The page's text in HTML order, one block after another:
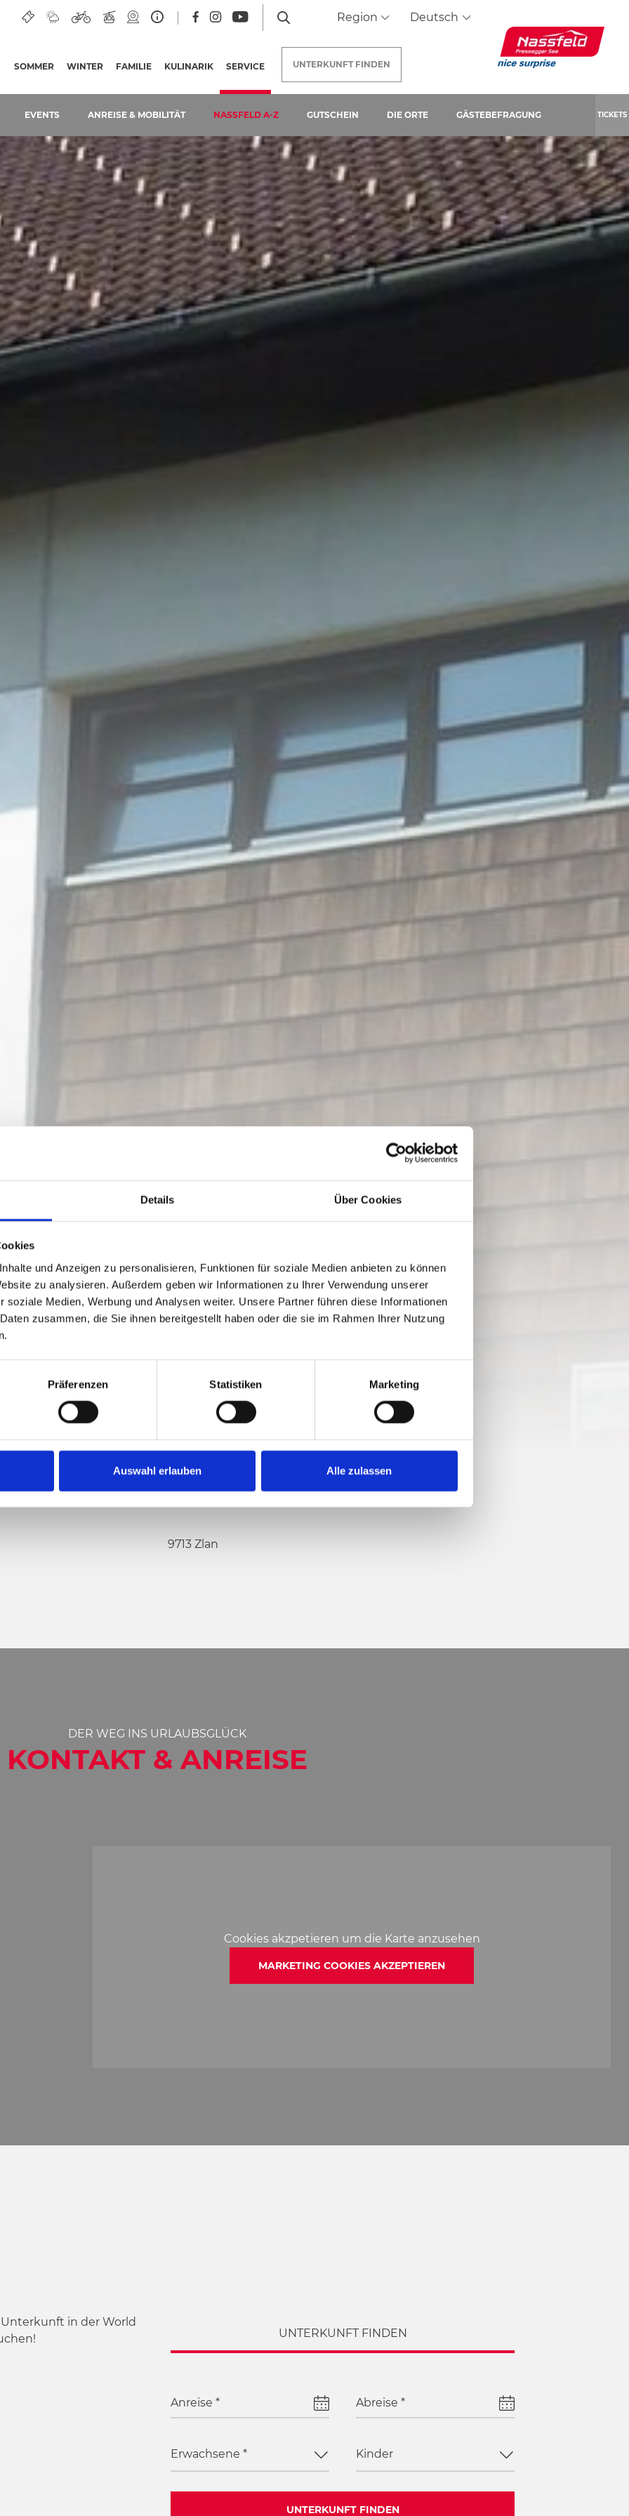
Details Über Cookies
und Anzeigen zu personalisieren, Funktionen für soziale Medien anbieten zu können
zu analysieren. Außerdem geben wir Informationen zu Ihrer Verwendung unserer
soziale Medien, Werbung und Analysen weiter. Unsere Partner führen diese Informationen
zusammen, die Sie ihnen bereitgestellt haben oder die sie im Rahmen Ihrer Nutzung
Präferenzen Statistiken Marketing
Auswahl erlauben Alle zulassen
Region Deutsch
SOMMER WINTER FAMILIE KULINARIK SERVICE (AKTUELLE SEITE)
EVENTS ANREISE & MOBILITÄT NASSFELD A-Z GUTSCHEIN DIE ORTE GÄSTEBEFRAGUNG TICKETS
UNTERKUNFT FINDEN
9713 Zlan
DER WEG INS URLAUBSGLÜCK
KONTAKT & ANREISE
Cookies akzpetieren um die Karte anzusehen
MARKETING COOKIES AKZEPTIEREN
in der World
UNTERKUNFT FINDEN
Anreise * Abreise *
Erwachsene * Kinder
UNTERKUNFT FINDEN